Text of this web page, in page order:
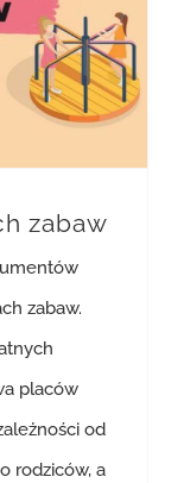
zabaw
zabaw.
placów
od
rodziców, a